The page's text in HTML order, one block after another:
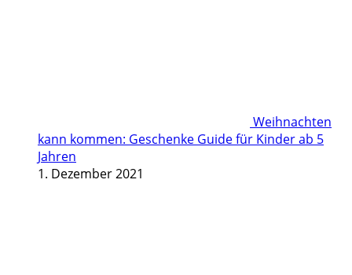
Weihnachten
kann kommen: Geschenke Guide für Kinder ab 5
Jahren
1. Dezember 2021